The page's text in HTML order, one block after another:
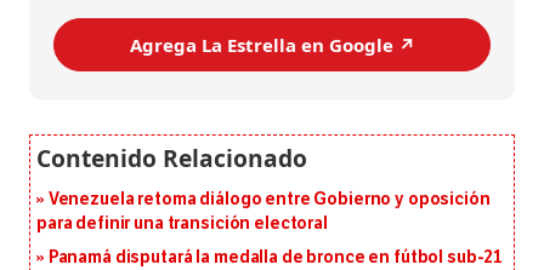
Agrega La Estrella en Google ↗️
Venezuela retoma diálogo entre Gobierno y oposición
para definir una transición electoral
Panamá disputará la medalla de bronce en fútbol sub-21